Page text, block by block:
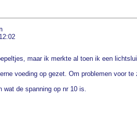
maar ik merkte al toen ik een
voeding op gezet. Om problemen voor
wat de spanning op nr 10 is.